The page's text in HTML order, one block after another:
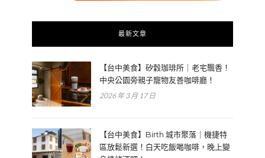
最新文章
【台中美食】矽穀珈琲所｜老宅飄香！
中央公園旁親子寵物友善咖啡廳！
2026 年 3 月 17 日
【台中美食】Birth 城市聚落｜機捷特
區放鬆新選！白天吃飯喝咖啡，晚上變